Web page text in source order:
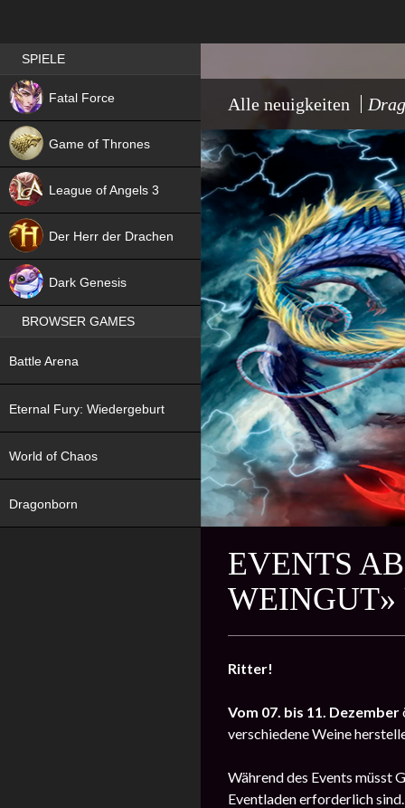
Alle neuigkeiten
EVENTS
Ritter!
Vom 07. bis 11. Dezember
verschiedene Weine
Während des Events müsst
Eventladen erforderlich sind.
Best RPG games in Germany
SPIELE
Fatal Force
NEW
Game of Thrones
League of Angels 3
Der Herr der Drachen
Dark Genesis
BROWSER GAMES
Battle Arena
NEW
Eternal Fury: Wiedergeburt
NEW
World of Chaos
Dragonborn